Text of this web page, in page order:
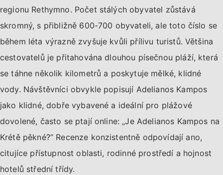
regionu Rethymno. Počet stálých obyvatel zůstává
skromný, s přibližně 600-700 obyvateli, ale toto číslo se
během léta výrazně zvyšuje kvůli přílivu turistů. Většina
cestovatelů je přitahována dlouhou písečnou pláží, která
se táhne několik kilometrů a poskytuje mělké, klidné
vody. Návštěvníci obvykle popisují Adelianos Kampos
jako klidné, dobře vybavené a ideální pro plážové
dovolené, často se ptají online: „Je Adelianos Kampos na
Krétě pěkné?“ Recenze konzistentně odpovídají ano,
citujíce přístupnost oblasti, rodinné prostředí a hojnost
hotelů střední třídy.